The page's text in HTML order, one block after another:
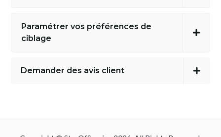
Paramétrer vos préférences de
ciblage
Demander des avis client